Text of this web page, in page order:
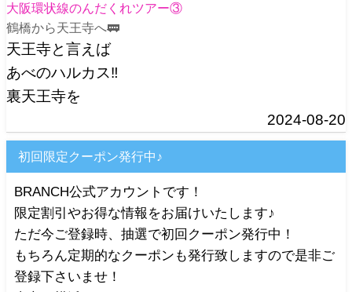
大阪環状線のんだくれツアー③
鶴橋から天王寺へ🚃
天王寺と言えば
あべのハルカス‼️
裏天王寺を
2024-08-20
初回限定クーポン発行中♪
BRANCH公式アカウントです！
限定割引やお得な情報をお届けいたします♪
ただ今ご登録時、抽選で初回クーポン発行中！
もちろん定期的なクーポンも発行致しますので是非ご
登録下さいませ！